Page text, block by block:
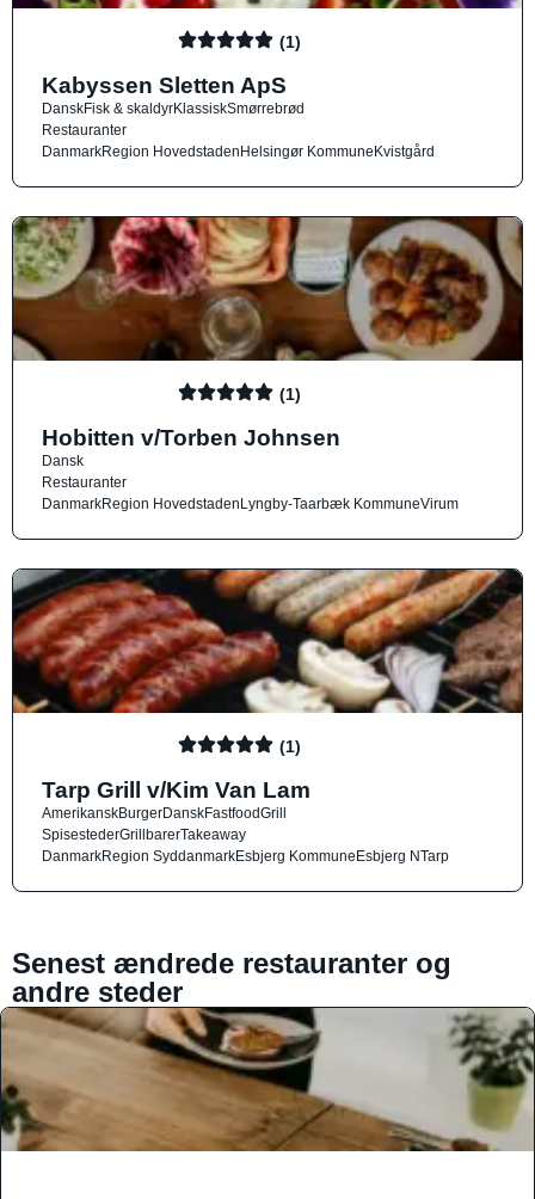
(1)
Kabyssen Sletten ApS
DanskFisk & skaldyrKlassiskSmørrebrød
Restauranter
DanmarkRegion HovedstadenHelsingør KommuneKvistgård
(1)
Hobitten v/Torben Johnsen
Dansk
Restauranter
DanmarkRegion HovedstadenLyngby-Taarbæk KommuneVirum
(1)
Tarp Grill v/Kim Van Lam
AmerikanskBurgerDanskFastfoodGrill
SpisestederGrillbarerTakeaway
DanmarkRegion SyddanmarkEsbjerg KommuneEsbjerg NTarp
Senest ændrede restauranter og
andre steder